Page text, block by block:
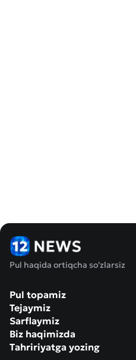
Pul haqida ortiqcha so'zlarsiz
Pul topamiz
Tejaymiz
Sarflaymiz
Biz haqimizda
Tahririyatga yozing